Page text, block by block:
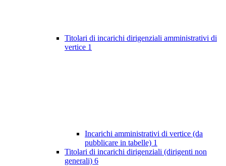
Titolari di incarichi dirigenziali amministrativi di
vertice 1
Incarichi amministrativi di vertice (da
pubblicare in tabelle) 1
Titolari di incarichi dirigenziali (dirigenti non
generali) 6